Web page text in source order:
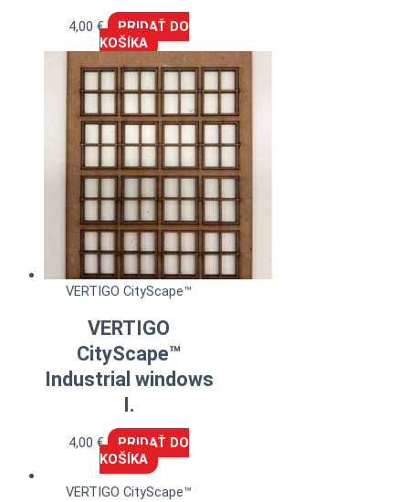
4,00€
PRIDAŤ DO
KOŠÍKA
VERTIGO CityScape™
VERTIGO
CityScape™
Industrial windows
I.
4,00€
PRIDAŤ DO
KOŠÍKA
VERTIGO CityScape™